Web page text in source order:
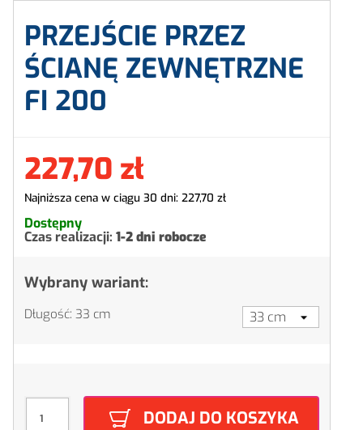
PRZEJŚCIE PRZEZ
ŚCIANĘ ZEWNĘTRZNE
FI 200
227,70 zł
Najniższa cena w ciągu 30 dni: 227,70 zł
Dostępny
Czas realizacji: 1-2 dni robocze
Wybrany wariant:
Długość: 33 cm
DODAJ DO KOSZYKA